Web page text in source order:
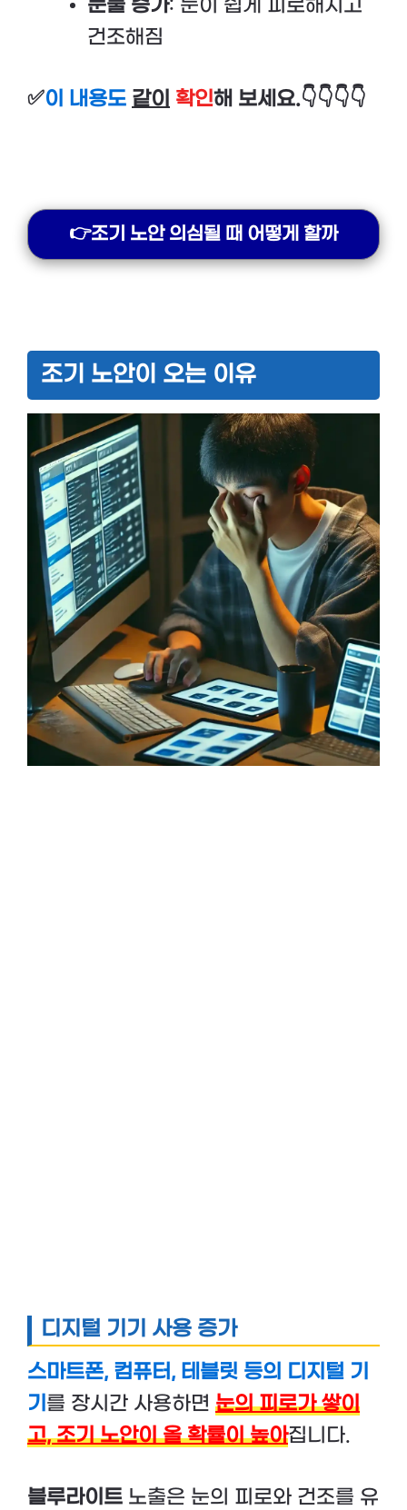
눈물 증가: 눈이 쉽게 피로해지고
건조해짐
✅이 내용도 같이 확인해 보세요.👇👇👇👇
👉조기 노안 의심될 때 어떻게 할까
조기 노안이 오는 이유
디지털 기기 사용 증가
스마트폰, 컴퓨터, 테블릿 등의 디지털 기
기 를 장시간 사용하면 눈의 피로가 쌓이
고, 조기 노안이 올 확률이 높아집니다.
블루라이트 노출은 눈의 피로와 건조를 유